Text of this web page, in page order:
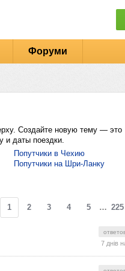
Форуми
Создайте новую тему — это
и даты поездки.
Попутчики в Чехию
Попутчики на Шри-Ланку
1 2 3 4 5 … 225
7 днів